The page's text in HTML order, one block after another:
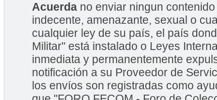
Acuerda no enviar ningun
indecente, amenazante, sexual o
cualquier ley de su país, el país
Militar" está instalado o Leyes
inmediata y permanentemente
notificación a su Proveedor de
los envíos son registradas como